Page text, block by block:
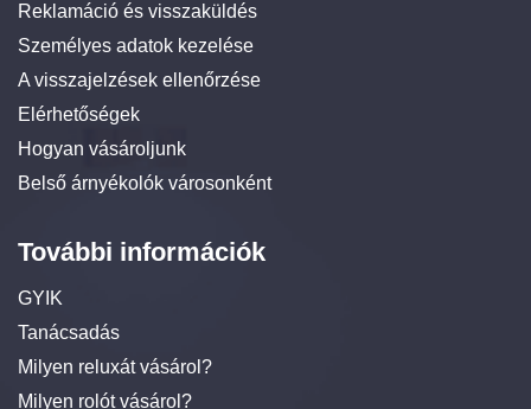
Reklamáció és visszaküldés
Személyes adatok kezelése
A visszajelzések ellenőrzése
Elérhetőségek
Hogyan vásároljunk
Belső árnyékolók városonként
További információk
GYIK
Tanácsadás
Milyen reluxát vásárol?
Milyen rolót vásárol?